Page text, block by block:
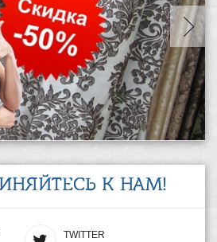
К НАМ!
TWITTER